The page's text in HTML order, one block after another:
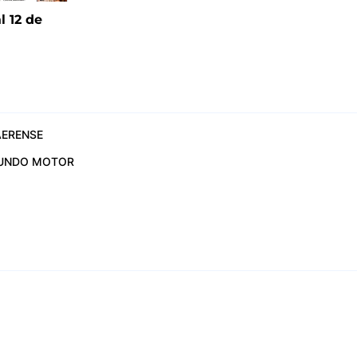
12 de
MOTOR